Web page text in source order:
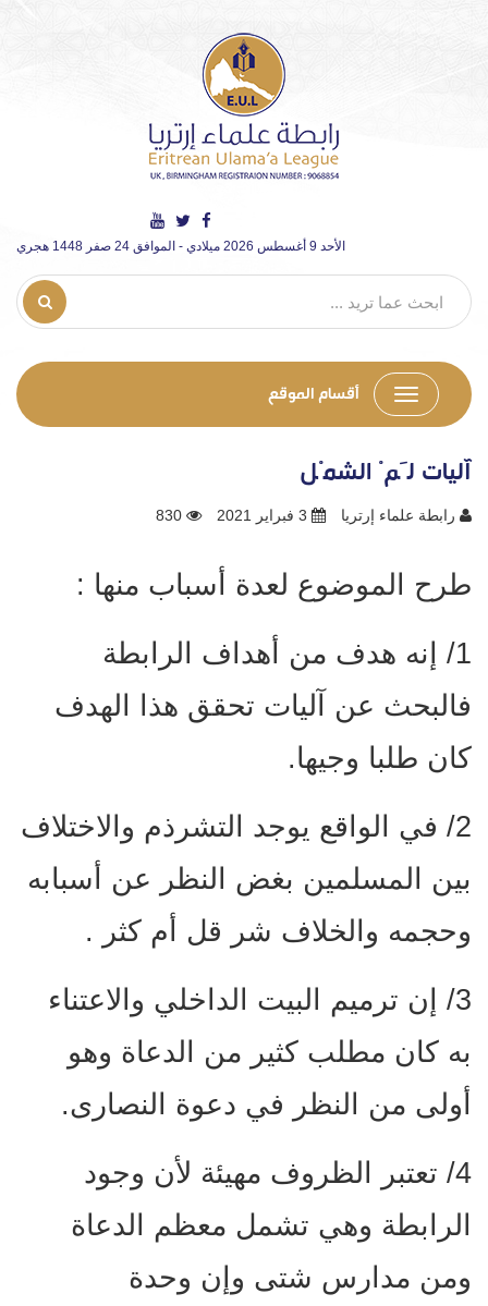
الأحد 9 أغسطس 2026 ميلادي - الموافق 24 صفر 1448 هجري
أقسام الموقع
آليات لَمْ الشمْل
رابطة علماء إرتريا
طرح الموضوع لعدة أسباب منها :
1/ إنه هدف من أهداف الرابطة
فالبحث عن آليات تحقق هذا الهدف
كان طلبا وجيها.
2/ في الواقع يوجد التشرذم والاختلاف
بين المسلمين بغض النظر عن أسبابه
وحجمه والخلاف شر قل أم كثر .
3/ إن ترميم البيت الداخلي والاعتناء
به كان مطلب كثير من الدعاة وهو
أولى من النظر في دعوة النصارى.
4/ تعتبر الظروف مهيئة لأن وجود
الرابطة وهي تشمل معظم الدعاة
ومن مدارس شتى وإن وحدة